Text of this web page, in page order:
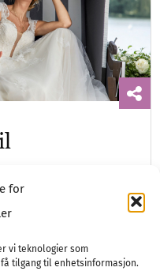
for
vi teknologier som
tilgang til enhetsinformasjon.
svingene helt ut